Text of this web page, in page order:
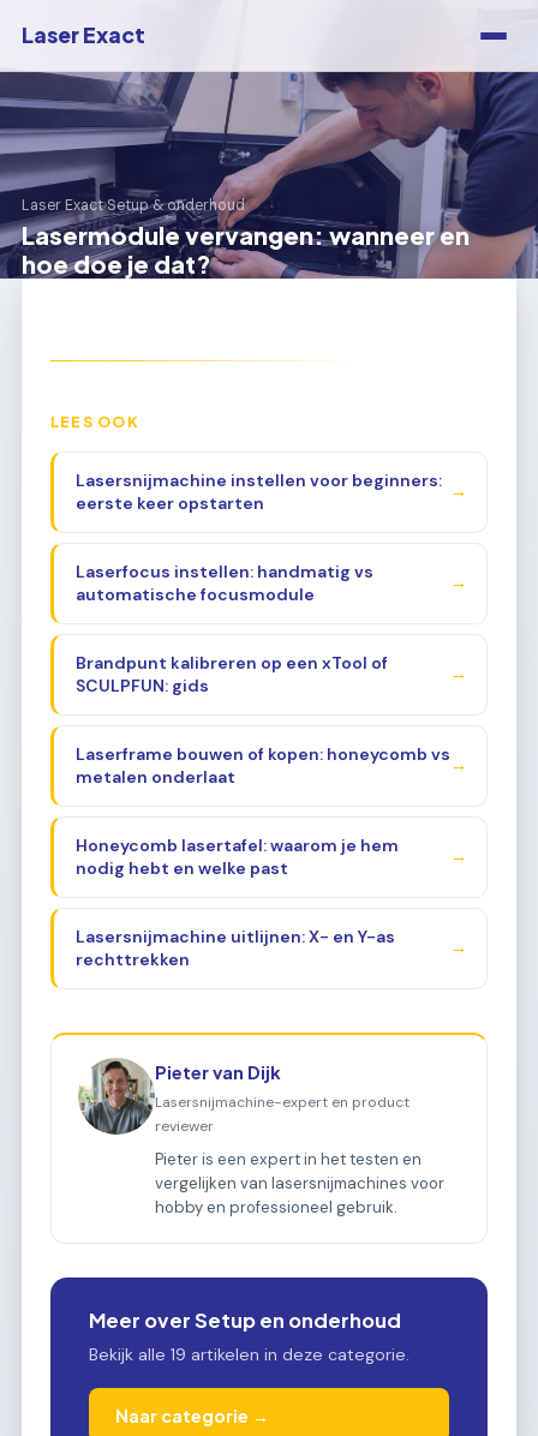
Laser Exact
Laser Exact›Setup & onderhoud
Lasermodule vervangen: wanneer en
hoe doe je dat?
LEES OOK
Lasersnijmachine instellen voor beginners:
eerste keer opstarten
→
Laserfocus instellen: handmatig vs
automatische focusmodule
→
Brandpunt kalibreren op een xTool of
SCULPFUN: gids
→
Laserframe bouwen of kopen: honeycomb vs
metalen onderlaat
→
Honeycomb lasertafel: waarom je hem
nodig hebt en welke past
→
Lasersnijmachine uitlijnen: X- en Y-as
rechttrekken
→
Pieter van Dijk
Lasersnijmachine-expert en product
reviewer
Pieter is een expert in het testen en
vergelijken van lasersnijmachines voor
hobby en professioneel gebruik.
Meer over Setup en onderhoud
Bekijk alle 19 artikelen in deze categorie.
Naar categorie →